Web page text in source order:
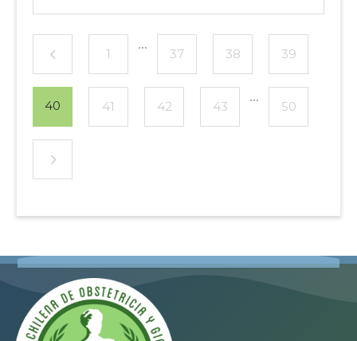
1
…
37 38 39
40 41 42 43
…
50